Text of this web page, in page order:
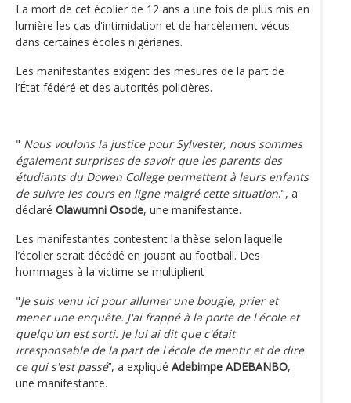
La mort de cet écolier de 12 ans a une fois de plus mis en
lumière les cas d'intimidation et de harcèlement vécus
dans certaines écoles nigérianes.
Les manifestantes exigent des mesures de la part de
l’État fédéré et des autorités policières.
" Nous voulons la justice pour Sylvester, nous sommes
également surprises de savoir que les parents des
étudiants du Dowen College permettent à leurs enfants
de suivre les cours en ligne malgré cette situation.", a
déclaré Olawumni Osode, une manifestante.
Les manifestantes contestent la thèse selon laquelle
l’écolier serait décédé en jouant au football. Des
hommages à la victime se multiplient
"Je suis venu ici pour allumer une bougie, prier et
mener une enquête. J'ai frappé à la porte de l'école et
quelqu'un est sorti. Je lui ai dit que c'était
irresponsable de la part de l'école de mentir et de dire
ce qui s'est passé’’, a expliqué Adebimpe ADEBANBO,
une manifestante.